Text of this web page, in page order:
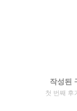
작성된
첫 번째 후